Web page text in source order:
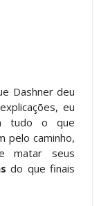
Dashner deu
eu
tudo o que
pelo caminho,
matar seus
do que finais